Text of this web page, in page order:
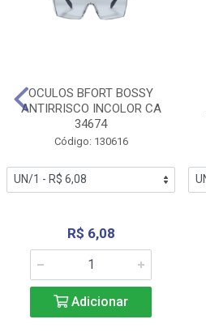
OCULOS BFORT BOSSY
ANTIRRISCO INCOLOR CA
34674
Código: 130616
R$ 6,08
Adicionar